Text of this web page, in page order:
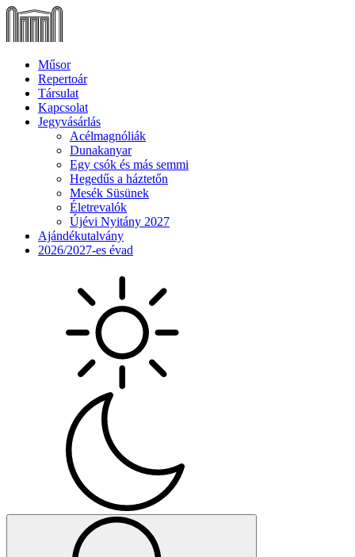
Műsor
Repertoár
Társulat
Kapcsolat
Jegyvásárlás
Acélmagnóliák
Dunakanyar
Egy csók és más semmi
Hegedűs a háztetőn
Mesék Süsünek
Életrevalók
Újévi Nyitány 2027
Ajándékutalvány
2026/2027-es évad